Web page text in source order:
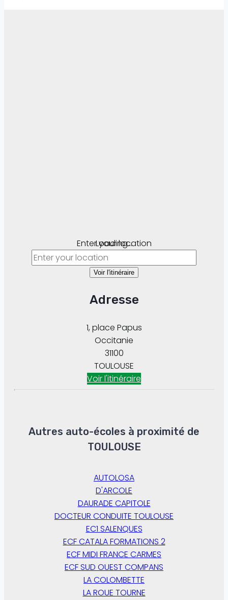
Loading...
Enter your location
Voir l'itinéraire
Adresse
1, place Papus
TOULOUSE
Occitanie
31100
Voir l'itinéraire
Autres auto-écoles à proximité de
TOULOUSE
AUTOLOSA
D'ARCOLE
DAURADE CAPITOLE
DOCTEUR CONDUITE TOULOUSE
EC1 SALENQUES
ECF CATALA FORMATIONS 2
ECF MIDI FRANCE CARMES
ECF SUD OUEST COMPANS
LA COLOMBETTE
LA ROUE TOURNE